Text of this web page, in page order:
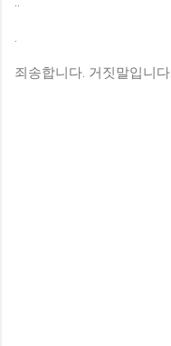
죄송합니다. 거짓말입니다.